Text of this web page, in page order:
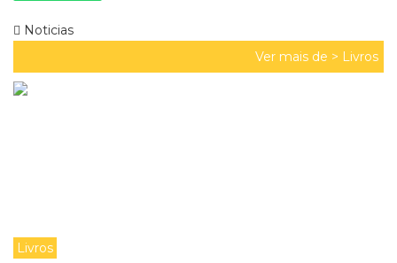
Noticias
Ver mais de > Livros
Livros